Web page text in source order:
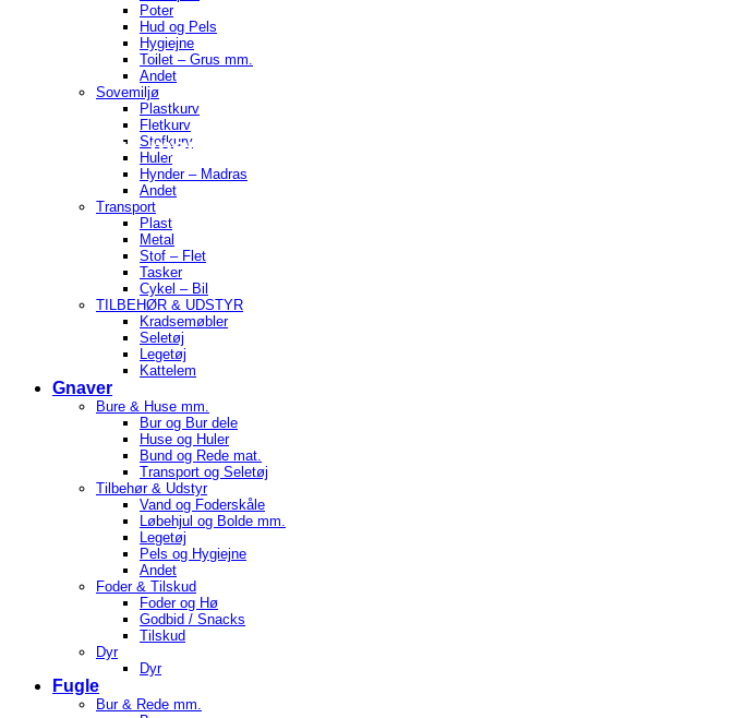
Poter
Hud og Pels
Hygiejne
Toilet – Grus mm.
Andet
Sovemiljø
Plastkurv
Fletkurv
Stofkurv
Huler
Hynder – Madras
Andet
Transport
Plast
Metal
Stof – Flet
Tasker
Cykel – Bil
TILBEHØR & UDSTYR
Kradsemøbler
Seletøj
Legetøj
Kattelem
Gnaver
Bure & Huse mm.
Bur og Bur dele
Huse og Huler
Bund og Rede mat.
Transport og Seletøj
Tilbehør & Udstyr
Vand og Foderskåle
Løbehjul og Bolde mm.
Legetøj
Pels og Hygiejne
Andet
Foder & Tilskud
Foder og Hø
Godbid / Snacks
Tilskud
Dyr
Dyr
Fugle
Bur & Rede mm.
Artikler til menneskets bedste ven